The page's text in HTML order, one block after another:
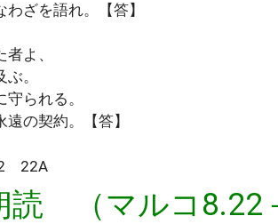
ざを語れ。【答】
よ、
。
られる。
の契約。【答】
22A
（マルコ8.22